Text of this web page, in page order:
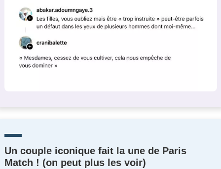
Un couple iconique fait la une de Paris
Match ! (on peut plus les voir)